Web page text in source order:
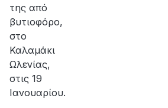
της από
βυτιοφόρο,
στο
Καλαμάκι
Ωλενίας,
στις 19
Ιανουαρίου.